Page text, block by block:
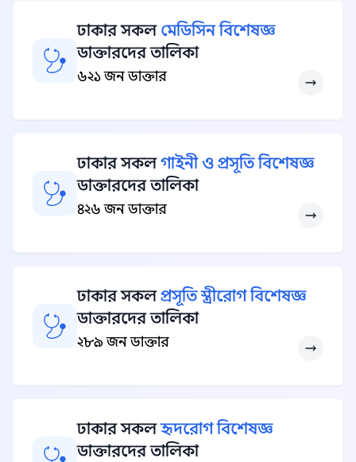
ঢাকার সকল মেডিসিন বিশেষজ্ঞ
ডাক্তারদের তালিকা
৬২১ জন ডাক্তার
ঢাকার সকলগাইনী ও প্রসূতি বিশেষজ্ঞ
ডাক্তারদের তালিকা
৪২৬ জন ডাক্তার
ঢাকার সকলপ্রসূতি স্ত্রীরোগ বিশেষজ্ঞ
ডাক্তারদের তালিকা
২৮৯ জন ডাক্তার
ঢাকার সকলহৃদরোগ বিশেষজ্ঞ
ডাক্তারদের তালিকা